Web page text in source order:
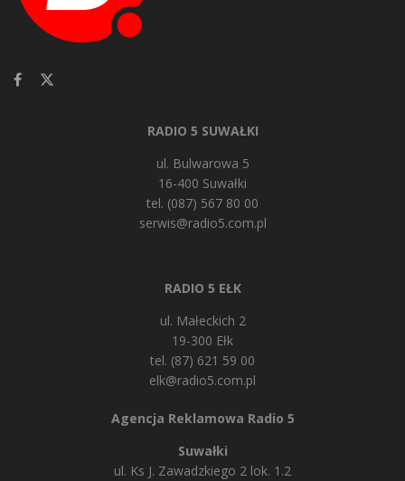
RADIO 5 SUWAŁKI
ul. Bulwarowa 5
16-400 Suwałki
tel. (087) 567 80 00
serwis@radio5.com.pl
RADIO 5 EŁK
ul. Małeckich 2
19-300 Ełk
tel. (87) 621 59 00
elk@radio5.com.pl
Agencja Reklamowa Radio 5
Suwałki
ul. Ks J. Zawadzkiego 2 lok. 1.2